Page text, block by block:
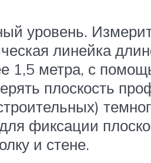
уровень.
линейка
1,5 метра, с
плоскость
фиксации
и стене.